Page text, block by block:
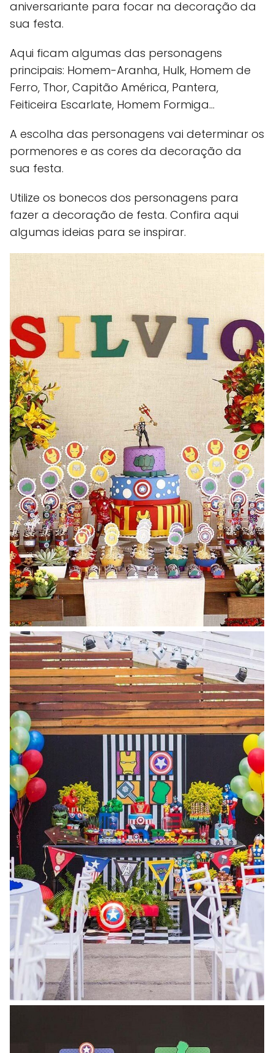
aniversariante para focar na decoração da
sua festa.
Aqui ficam algumas das personagens
principais: Homem-Aranha, Hulk, Homem de
Ferro, Thor, Capitão América, Pantera,
Feiticeira Escarlate, Homem Formiga…
A escolha das personagens vai determinar os
pormenores e as cores da decoração da
sua festa.
Utilize os bonecos dos personagens para
fazer a decoração de festa. Confira aqui
algumas ideias para se inspirar.